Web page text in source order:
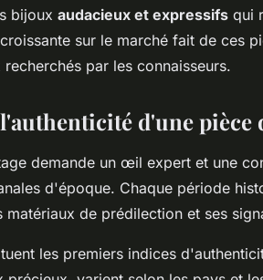
bijoux audacieux et expressifs qui
sur le marché fait de ces
par les connaisseurs.
d'une pièce
demande un œil expert et une
d'époque. Chaque période
de prédilection et ses
les premiers indices